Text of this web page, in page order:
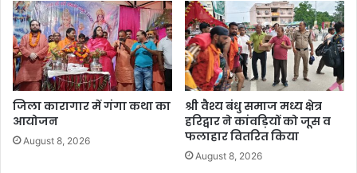
जिला कारागार में गंगा कथा का
आयोजन
August 8, 2026
श्री वैश्य बंधु समाज मध्य क्षेत्र
हरिद्वार ने कांवड़ियों को जूस व
फलाहार वितरित किया
August 8, 2026